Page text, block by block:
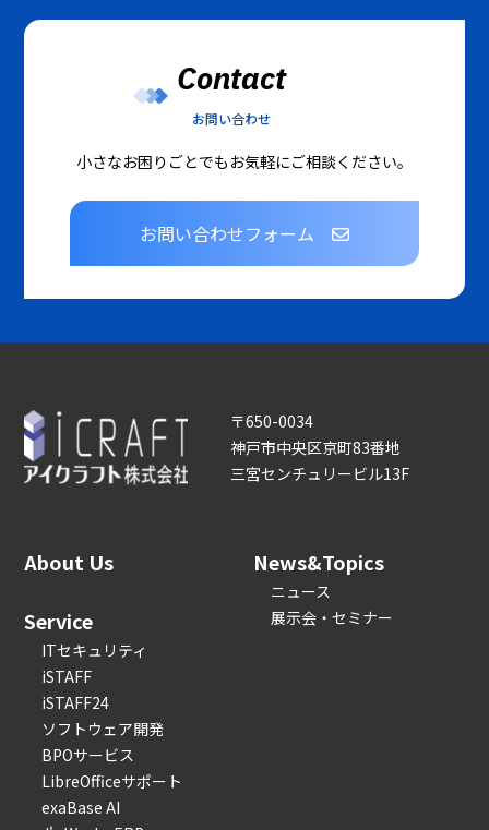
Contact
お問い合わせ
小さなお困りごとでもお気軽にご相談ください。
お問い合わせフォーム
〒650-0034
神戸市中央区京町83番地
三宮センチュリービル13F
About Us
Service
ITセキュリティ
iSTAFF
iSTAFF24
ソフトウェア開発
BPOサービス
LibreOfficeサポート
exaBase AI
News&Topics
ニュース
展示会・セミナー